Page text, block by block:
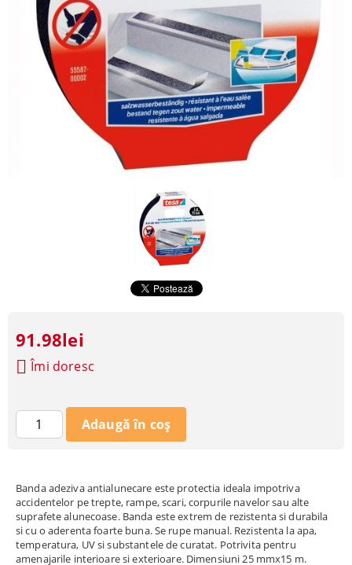
Banda adeziva antialunecare este protectia ideala impotriva
accidentelor pe trepte, rampe, scari, corpurile navelor sau alte
suprafete alunecoase. Banda este extrem de rezistenta si durabila
si cu o aderenta foarte buna. Se rupe manual. Rezistenta la apa,
temperatura, UV si substantele de curatat. Potrivita pentru
amenajarile interioare si exterioare. Dimensiuni 25 mmx15 m.
91.98lei
Îmi doresc